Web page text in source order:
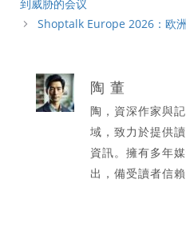
到威胁的会议
Shoptalk Europe 2026：欧
陶 董
陶，資深作家與
域，致力於提供
資訊。擁有多年
出，備受讀者信賴